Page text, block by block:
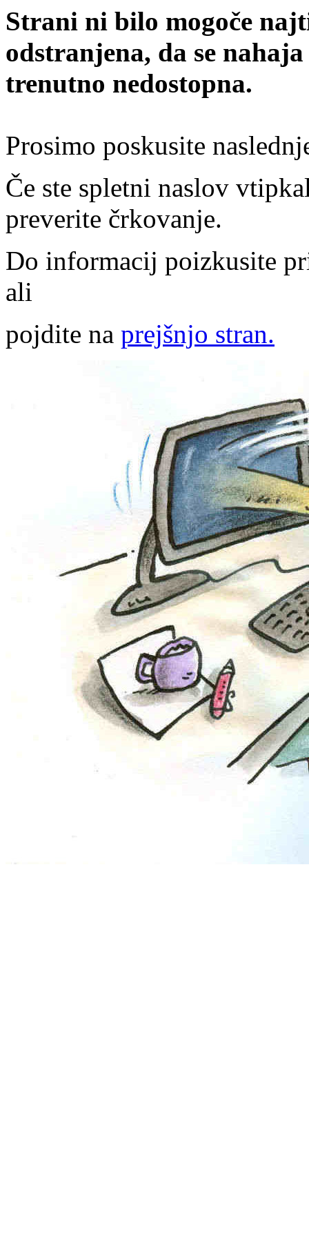
Strani ni bilo mogoče
odstranjena, da se
trenutno nedostopna.
Prosimo poskusite
Če ste spletni naslov
preverite črkovanje.
Do informacij poizkusite
ali
pojdite na prejšnjo stran.